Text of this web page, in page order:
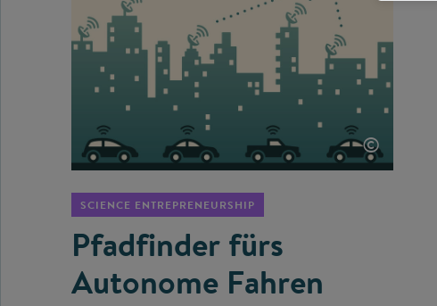
©
SCIENCE ENTREPRENEURSHIP
Pfadfinder fürs
Autonome Fahren